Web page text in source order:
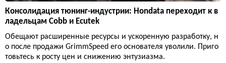
Консолидация тюнинг-индустрии: Hondata переходит к в
ладельцам Cobb и Ecutek
Обещают расширенные ресурсы и ускоренную разработку, н
о после продажи GrimmSpeed его основателя уволили. Приго
товьтесь к росту цен и снижению энтузиазма.